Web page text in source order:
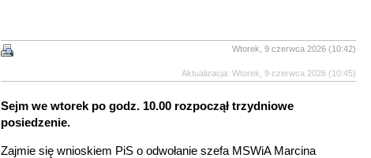
Wtorek, 9 czerwca 2026 (10:42)
Aktualizacja: Wtorek, 9 czerwca 2026 (10:45)
Sejm we wtorek po godz. 10.00 rozpoczął trzydniowe
posiedzenie.
Zajmie się wnioskiem PiS o odwołanie szefa MSWiA Marcina